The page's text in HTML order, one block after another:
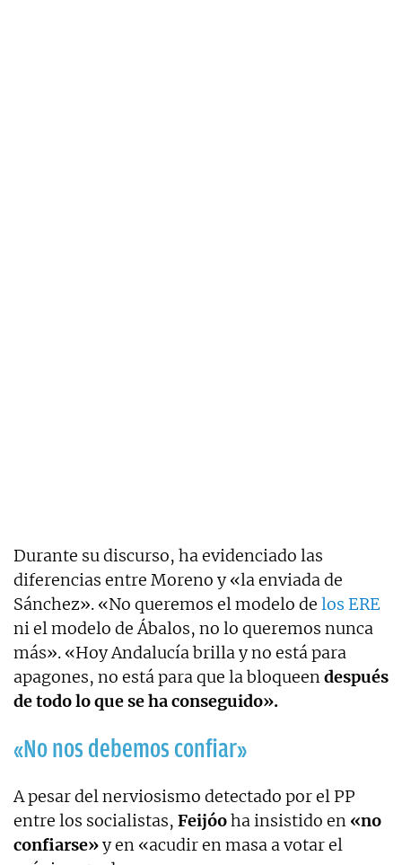
Durante su discurso, ha evidenciado las
diferencias entre Moreno y «la enviada de
Sánchez». «No queremos el modelo de los ERE
ni el modelo de Ábalos, no lo queremos nunca
más». «Hoy Andalucía brilla y no está para
apagones, no está para que la bloqueendespués
de todo lo que se ha conseguido».
«No nos debemos confiar»
A pesar del nerviosismo detectado por el PP
entre los socialistas, Feijóoha insistido en «no
confiarse»y en «acudir en masa a votar el